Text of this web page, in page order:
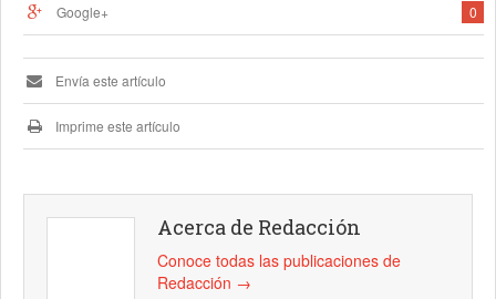
0
Google+
Envía este artículo
Imprime este artículo
Acerca de Redacción
Conoce todas las publicaciones de
Redacción →